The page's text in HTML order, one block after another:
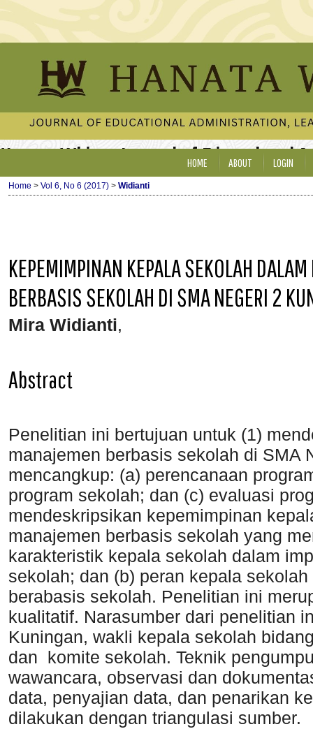
Hanata Widya: Journal of Educational
HOME ABOUT LOGIN
Home > Vol 6, No 6 (2017) > Widianti
KEPEMIMPINAN KEPALA SEKOLAH
BERBASIS SEKOLAH DI SMA NEGERI 2
Mira Widianti,
Abstract
Penelitian ini bertujuan untuk (1)
manajemen berbasis sekolah di SMA
mencangkup: (a) perencanaan
program sekolah; dan (c) evaluasi
mendeskripsikan kepemimpinan
manajemen berbasis sekolah yang
karakteristik kepala sekolah dalam
sekolah; dan (b) peran kepala
berabasis sekolah. Penelitian ini
kualitatif. Narasumber dari penelitian
Kuningan, wakli kepala sekolah
dan komite sekolah. Teknik
wawancara, observasi dan
data, penyajian data, dan penarikan
dilakukan dengan triangulasi sumber.